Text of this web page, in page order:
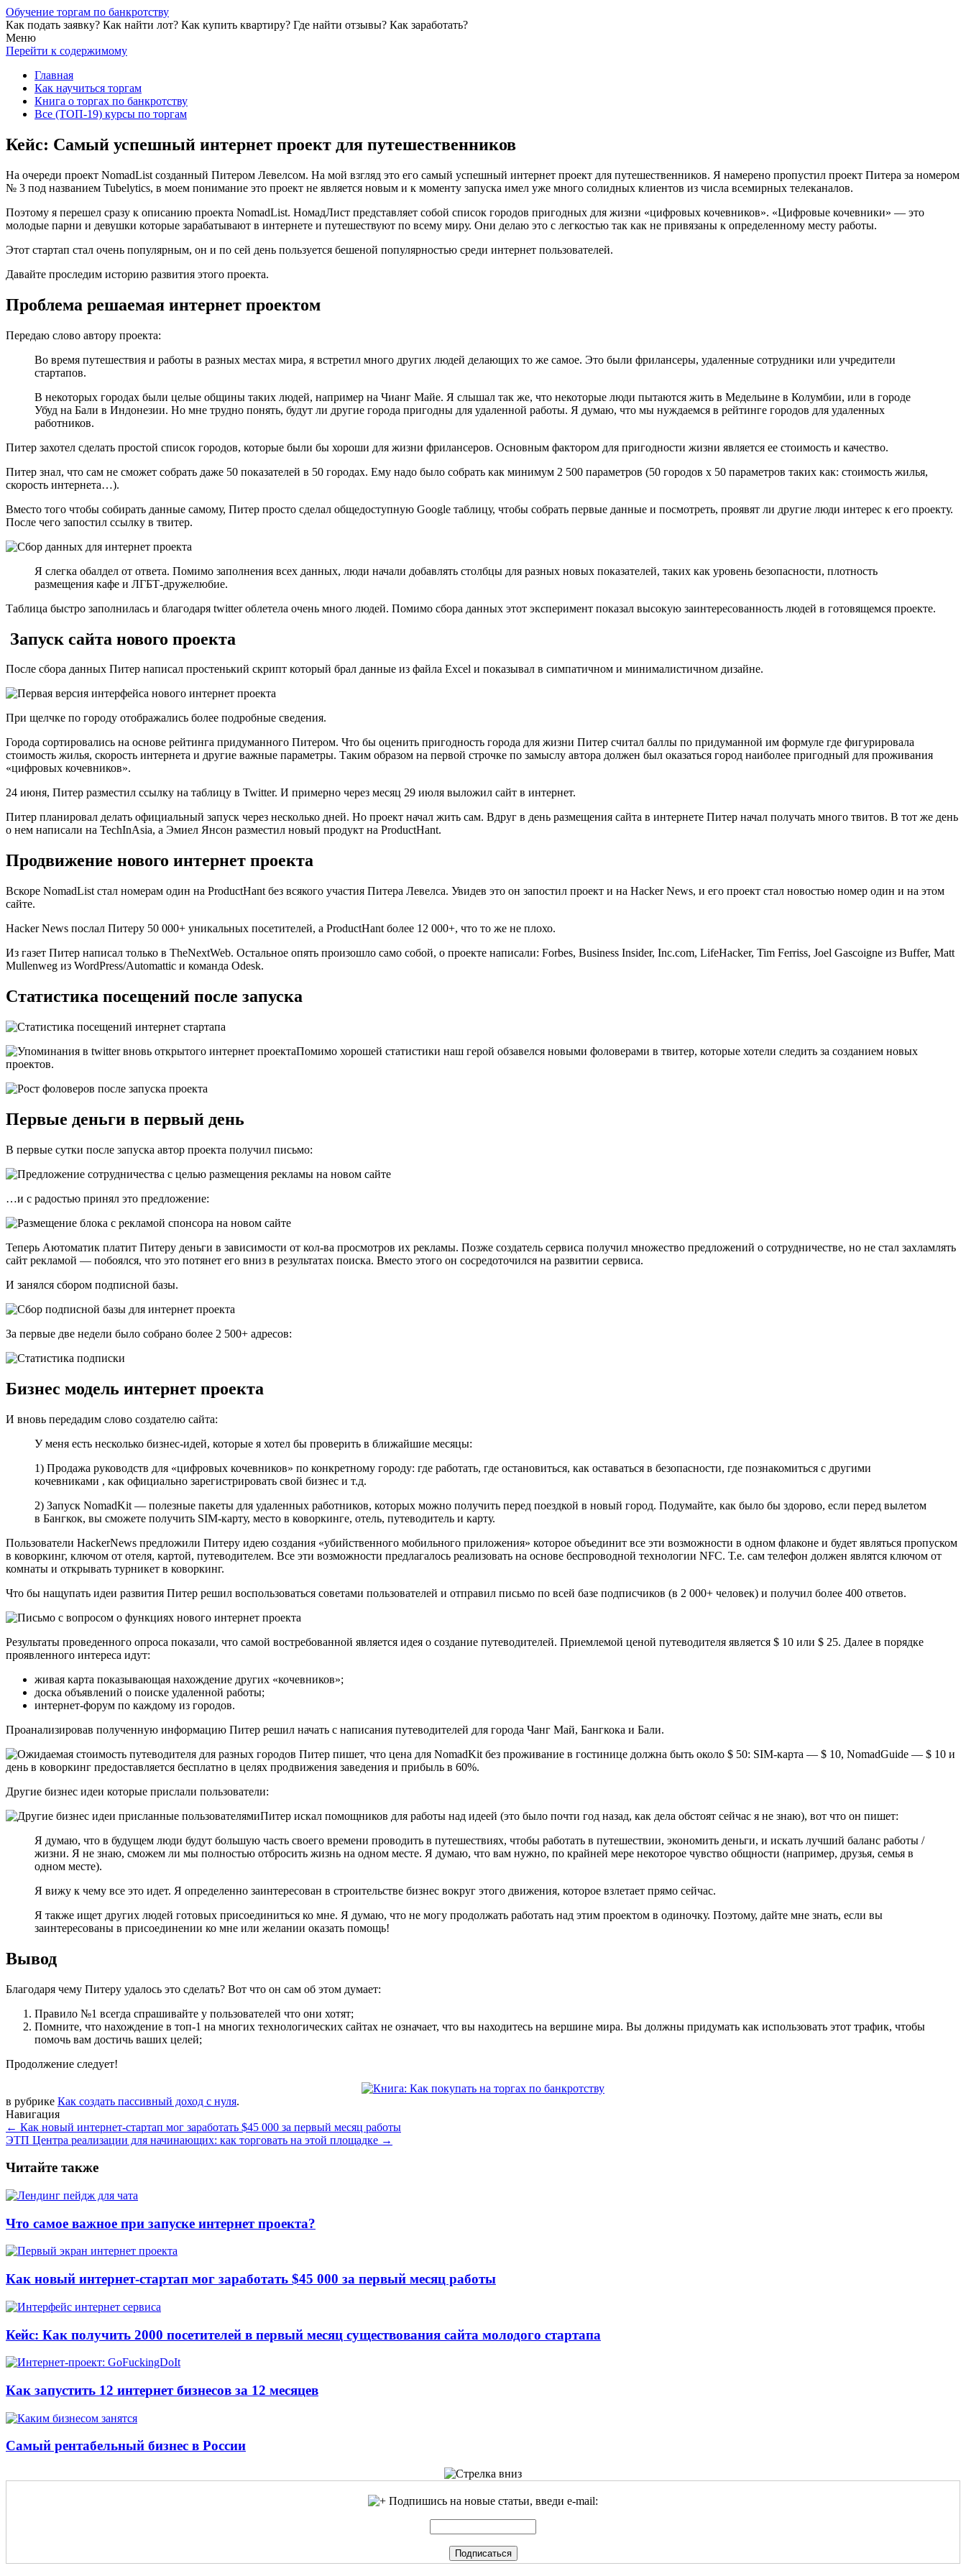
Обучение торгам по банкротству
Как подать заявку? Как найти лот? Как купить квартиру? Где найти отзывы? Как заработать?
Меню
Перейти к содержимому
Главная
Как научиться торгам
Книга о торгах по банкротству
Все (ТОП-19) курсы по торгам
Кейс: Самый успешный интернет проект для путешественников
На очереди проект NomadList созданный Питером Левелсом. На мой взгляд это его самый успешный интернет проект для путешественников. Я намерено пропустил проект Питера за номером
№ 3 под названием Tubelytics, в моем понимание это проект не является новым и к моменту запуска имел уже много солидных клиентов из числа всемирных телеканалов.
Поэтому я перешел сразу к описанию проекта NomadList. НомадЛист представляет собой список городов пригодных для жизни «цифровых кочевников». «Цифровые кочевники» — это
молодые парни и девушки которые зарабатывают в интернете и путешествуют по всему миру. Они делаю это с легкостью так как не привязаны к определенному месту работы.
Этот стартап стал очень популярным, он и по сей день пользуется бешеной популярностью среди интернет пользователей.
Давайте проследим историю развития этого проекта.
Проблема решаемая интернет проектом
Передаю слово автору проекта:
Во время путешествия и работы в разных местах мира, я встретил много других людей делающих то же самое. Это были фрилансеры, удаленные сотрудники или учредители
стартапов.
В некоторых городах были целые общины таких людей, например на Чианг Майе. Я слышал так же, что некоторые люди пытаются жить в Медельине в Колумбии, или в городе
Убуд на Бали в Индонезии. Но мне трудно понять, будут ли другие города пригодны для удаленной работы. Я думаю, что мы нуждаемся в рейтинге городов для удаленных
работников.
Питер захотел сделать простой список городов, которые были бы хороши для жизни фрилансеров. Основным фактором для пригодности жизни является ее стоимость и качество.
Питер знал, что сам не сможет собрать даже 50 показателей в 50 городах. Ему надо было собрать как минимум 2 500 параметров (50 городов x 50 параметров таких как: стоимость жилья,
скорость интернета…).
Вместо того чтобы собирать данные самому, Питер просто сделал общедоступную Google таблицу, чтобы собрать первые данные и посмотреть, проявят ли другие люди интерес к его проекту.
После чего запостил ссылку в твитер.
Я слегка обалдел от ответа. Помимо заполнения всех данных, люди начали добавлять столбцы для разных новых показателей, таких как уровень безопасности, плотность
размещения кафе и ЛГБТ-дружелюбие.
Таблица быстро заполнилась и благодаря twitter облетела очень много людей. Помимо сбора данных этот эксперимент показал высокую заинтересованность людей в готовящемся проекте.
Запуск сайта нового проекта
После сбора данных Питер написал простенький скрипт который брал данные из файла Excel и показывал в симпатичном и минималистичном дизайне.
При щелчке по городу отображались более подробные сведения.
Города сортировались на основе рейтинга придуманного Питером. Что бы оценить пригодность города для жизни Питер считал баллы по придуманной им формуле где фигурировала
стоимость жилья, скорость интернета и другие важные параметры. Таким образом на первой строчке по замыслу автора должен был оказаться город наиболее пригодный для проживания
«цифровых кочевников».
24 июня, Питер разместил ссылку на таблицу в Twitter. И примерно через месяц 29 июля выложил сайт в интернет.
Питер планировал делать официальный запуск через несколько дней. Но проект начал жить сам. Вдруг в день размещения сайта в интернете Питер начал получать много твитов. В тот же день
о нем написали на TechInAsia, а Эмиел Янсон разместил новый продукт на ProductHant.
Продвижение нового интернет проекта
Вскоре NomadList стал номерам один на ProductHant без всякого участия Питера Левелса. Увидев это он запостил проект и на Hacker News, и его проект стал новостью номер один и на этом
сайте.
Hacker News послал Питеру 50 000+ уникальных посетителей, а ProductHant более 12 000+, что то же не плохо.
Из газет Питер написал только в TheNextWeb. Остальное опять произошло само собой, о проекте написали: Forbes, Business Insider, Inc.com, LifeHacker, Tim Ferriss, Joel Gascoigne из Buffer, Matt
Mullenweg из WordPress/Automattic и команда Odesk.
Статистика посещений после запуска
Помимо хорошей статистики наш герой обзавелся новыми фоловерами в твитер, которые хотели следить за созданием новых
проектов.
Первые деньги в первый день
В первые сутки после запуска автор проекта получил письмо:
…и с радостью принял это предложение:
Теперь Аютоматик платит Питеру деньги в зависимости от кол-ва просмотров их рекламы. Позже создатель сервиса получил множество предложений о сотрудничестве, но не стал захламлять
сайт рекламой — побоялся, что это потянет его вниз в результатах поиска. Вместо этого он сосредоточился на развитии сервиса.
И занялся сбором подписной базы.
За первые две недели было собрано более 2 500+ адресов:
Бизнес модель интернет проекта
И вновь передадим слово создателю сайта:
У меня есть несколько бизнес-идей, которые я хотел бы проверить в ближайшие месяцы:
1) Продажа руководств для «цифровых кочевников» по конкретному городу: где работать, где остановиться, как оставаться в безопасности, где познакомиться с другими
кочевниками , как официально зарегистрировать свой бизнес и т.д.
2) Запуск NomadKit — полезные пакеты для удаленных работников, которых можно получить перед поездкой в новый город. Подумайте, как было бы здорово, если перед вылетом
в Бангкок, вы сможете получить SIM-карту, место в коворкинге, отель, путеводитель и карту.
Пользователи HackerNews предложили Питеру идею создания «убийственного мобильного приложения» которое объединит все эти возможности в одном флаконе и будет являться пропуском
в коворкинг, ключом от отеля, картой, путеводителем. Все эти возможности предлагалось реализовать на основе беспроводной технологии NFC. Т.е. сам телефон должен являтся ключом от
комнаты и открывать турникет в коворкинг.
Что бы нащупать идеи развития Питер решил воспользоваться советами пользователей и отправил письмо по всей базе подписчиков (в 2 000+ человек) и получил более 400 ответов.
Результаты проведенного опроса показали, что самой востребованной является идея о создание путеводителей. Приемлемой ценой путеводителя является $ 10 или $ 25. Далее в порядке
проявленного интереса идут:
живая карта показывающая нахождение других «кочевников»;
доска объявлений о поиске удаленной работы;
интернет-форум по каждому из городов.
Проанализировав полученную информацию Питер решил начать с написания путеводителей для города Чанг Май, Бангкока и Бали.
Питер пишет, что цена для NomadKit без проживание в гостинице должна быть около $ 50: SIM-карта — $ 10, NomadGuide — $ 10 и
день в коворкинг предоставляется бесплатно в целях продвижения заведения и прибыль в 60%.
Другие бизнес идеи которые прислали пользователи:
Питер искал помощников для работы над идеей (это было почти год назад, как дела обстоят сейчас я не знаю), вот что он пишет:
Я думаю, что в будущем люди будут большую часть своего времени проводить в путешествиях, чтобы работать в путешествии, экономить деньги, и искать лучший баланс работы /
жизни. Я не знаю, сможем ли мы полностью отбросить жизнь на одном месте. Я думаю, что вам нужно, по крайней мере некоторое чувство общности (например, друзья, семья в
одном месте).
Я вижу к чему все это идет. Я определенно заинтересован в строительстве бизнес вокруг этого движения, которое взлетает прямо сейчас.
Я также ищет других людей готовых присоединиться ко мне. Я думаю, что не могу продолжать работать над этим проектом в одиночку. Поэтому, дайте мне знать, если вы
заинтересованы в присоединении ко мне или желании оказать помощь!
Вывод
Благодаря чему Питеру удалось это сделать? Вот что он сам об этом думает:
Правило №1 всегда спрашивайте у пользователей что они хотят;
Помните, что нахождение в топ-1 на многих технологических сайтах не означает, что вы находитесь на вершине мира. Вы должны придумать как использовать этот трафик, чтобы
помочь вам достичь ваших целей;
Продолжение следует!
в рубрике Как создать пассивный доход с нуля.
Навигация
← Как новый интернет-стартап мог заработать $45 000 за первый месяц работы
ЭТП Центра реализации для начинающих: как торговать на этой площадке →
Читайте также
Что самое важное при запуске интернет проекта?
Как новый интернет-стартап мог заработать $45 000 за первый месяц работы
Кейс: Как получить 2000 посетителей в первый месяц существования сайта молодого стартапа
Как запустить 12 интернет бизнесов за 12 месяцев
Самый рентабельный бизнес в России
Подпишись на новые статьи, введи e-mail: